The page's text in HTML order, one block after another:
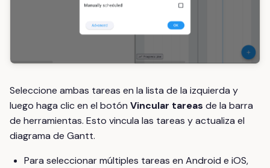
Seleccione ambas tareas en la lista de la izquierda y
luego haga clic en el botón Vincular tareas de la barra
de herramientas. Esto vincula las tareas y actualiza el
diagrama de Gantt.
Para seleccionar múltiples tareas en Android e iOS,